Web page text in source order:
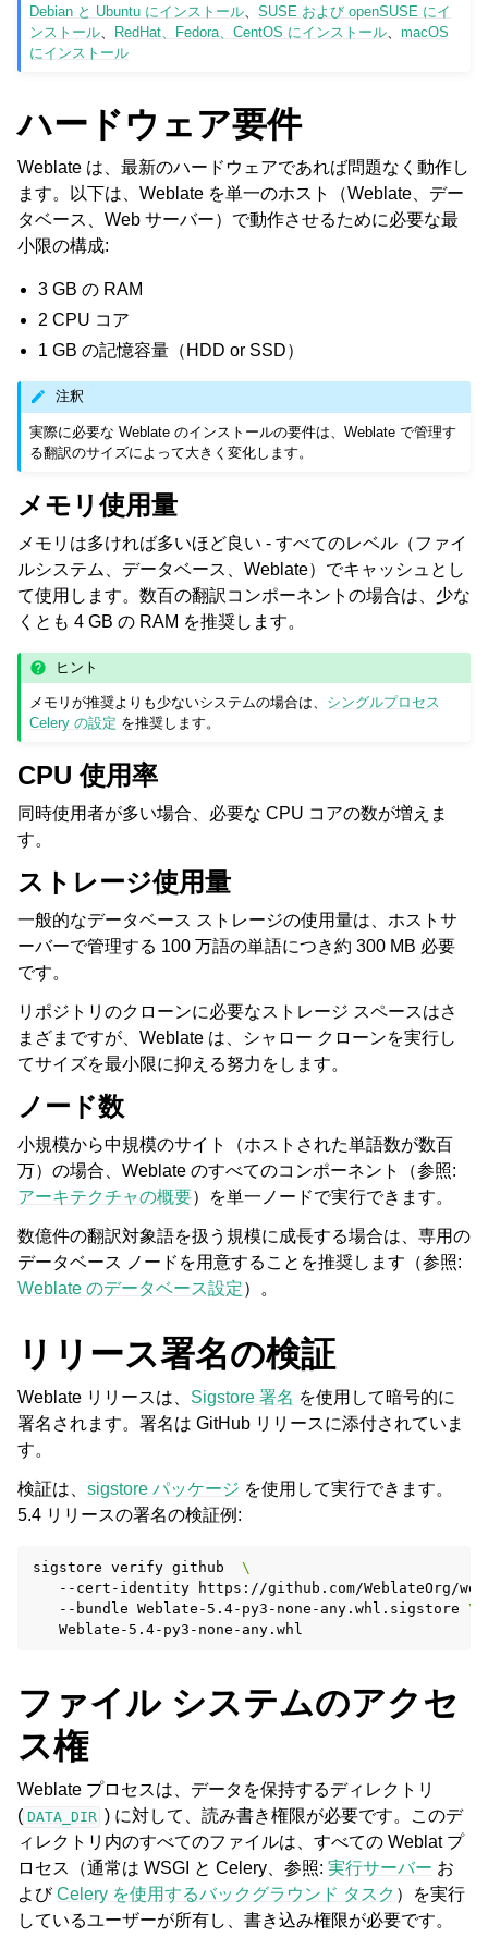
Debian と Ubuntu にインストール 、SUSE および openSUSE にイ
ンストール
RedHat、Fedora、CentOS にインストール 、macOS
にインストール
ハードウェア要件
Weblate は、最新のハードウェアであれば問題なく動作し
ます。以下は、Weblate を単一のホスト（Weblate、デー
タベース、Web サーバー）で動作させるために必要な最
小限の構成:
3 GB の RAM
2 CPU コア
1 GB の記憶容量（HDD or SSD）
注釈
実際に必要な Weblate のインストールの要件は、Weblate で管理す
る翻訳のサイズによって大きく変化します。
メモリ使用量
メモリは多ければ多いほど良い - すべてのレベル（ファイ
ルシステム、データベース、Weblate）でキャッシュとし
て使用します。数百の翻訳コンポーネントの場合は、少な
くとも 4 GB の RAM を推奨します。
ヒント
メモリが推奨よりも少ないシステムの場合は、 シングルプロセス
Celery の設定 を推奨します。
CPU 使用率
同時使用者が多い場合、必要な CPU コアの数が増えま
す。
ストレージ使用量
一般的なデータベース ストレージの使用量は、ホストサ
ーバーで管理する 100 万語の単語につき約 300 MB 必要
です。
リポジトリのクローンに必要なストレージ スペースはさ
まざまですが、Weblate は、シャロー クローンを実行し
てサイズを最小限に抑える努力をします。
ノード数
小規模から中規模のサイト（ホストされた単語数が数百
万）の場合、Weblate のすべてのコンポーネント（参照:
アーキテクチャの概要）を単一ノードで実行できます。
数億件の翻訳対象語を扱う規模に成長する場合は、専用の
データベース ノードを用意することを推奨します（参照:
Weblate のデータベース設定）。
リリース署名の検証
Weblate リリースは、 Sigstore 署名 を使用して暗号的に
署名されます。署名は GitHub リリースに添付されていま
す。
検証は、 sigstore パッケージ を使用して実行できます。
5.4 リリースの署名の検証例:
sigstore verify github
\
--cert-identity
https://github.com/WeblateOrg/
--bundle Weblate-5.4-py3-none-any.whl.sigstore \
ファイル システムのアクセ
ス権
Weblate プロセスは、データを保持するディレクトリ
( DATA_DIR ) に対して、読み書き権限が必要です。このデ
ィレクトリ内のすべてのファイルは、すべての Weblat プ
ロセス（通常は WSGI と Celery、参照: 実行サーバー お
よびCelery を使用するバックグラウンド タスク ）を実行
しているユーザーが所有し、書き込み権限が必要です。